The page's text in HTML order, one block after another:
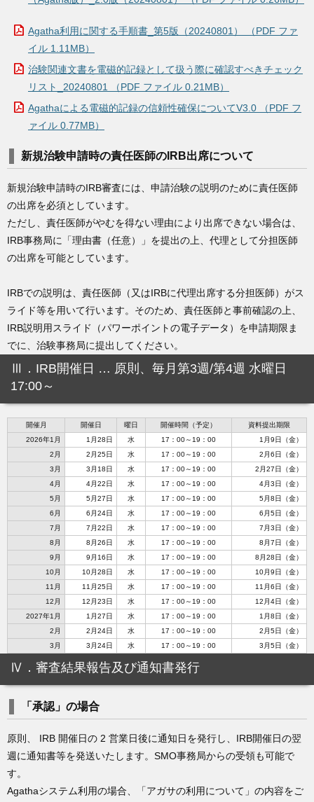
Agatha利用に関する手順書_第5版（20240801） （PDF ファ
イル 1.11MB）
治験関連文書を電磁的記録として扱う際に確認すべきチェック
リスト_20240801 （PDF ファイル 0.21MB）
Agathaによる電磁的記録の信頼性確保についてV3.0 （PDF フ
ァイル 0.77MB）
新規治験申請時の責任医師のIRB出席について
新規治験申請時のIRB審査には、申請治験の説明のために責任医師
の出席を必須としています。
ただし、責任医師がやむを得ない理由により出席できない場合は、
IRB事務局に「理由書（任意）」を提出の上、代理として分担医師
の出席を可能としています。
IRBでの説明は、責任医師（又はIRBに代理出席する分担医師）がス
ライド等を用いて行います。そのため、責任医師と事前確認の上、
IRB説明用スライド（パワーポイントの電子データ）を申請期限ま
でに、治験事務局に提出してください。
Ⅲ．IRB開催日 … 原則、毎月第3週/第4週 水曜日
17:00～
開催月 開催日 曜日 開催時間（予定）
資料提出期限
2026年1月
1月28日 水 17：00～19：00
1月9日（金）
2月
2月25日 水 17：00～19：00
2月6日（金）
3月
3月18日 水 17：00～19：00
2月27日（金）
4月
4月22日 水 17：00～19：00
4月3日（金）
5月
5月27日 水 17：00～19：00
5月8日（金）
6月
6月24日 水 17：00～19：00
6月5日（金）
7月
7月22日 水 17：00～19：00
7月3日（金）
8月
8月26日 水 17：00～19：00
8月7日（金）
9月
9月16日 水 17：00～19：00
8月28日（金）
10月
10月28日 水 17：00～19：00
10月9日（金）
11月
11月25日 水 17：00～19：00
11月6日（金）
12月
12月23日 水 17：00～19：00
12月4日（金）
2027年1月
1月27日 水 17：00～19：00
1月8日（金）
2月
2月24日 水 17：00～19：00
2月5日（金）
3月
3月24日 水 17：00～19：00 3月5日（金）
Ⅳ．審査結果報告及び通知書発行
「承認」の場合
原則、 IRB 開催日の 2 営業日後に通知日を発行し、IRB開催日の翌
週に通知書等を発送いたします。SMO事務局からの受領も可能で
す。
Agathaシステム利用の場合、「アガサの利用について」の内容をご